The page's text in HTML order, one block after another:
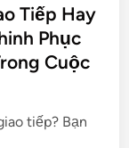
Tiếp Hay
Phục
Cuộc
tiếp? Bạn